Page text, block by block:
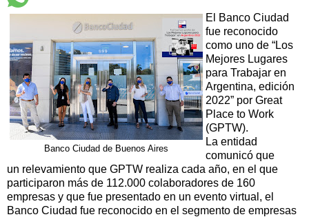
Banco Ciudad de Buenos Aires
El Banco Ciudad
fue reconocido
como uno de “Los
Mejores Lugares
para Trabajar en
Argentina, edición
2022” por Great
Place to Work
(GPTW).
La entidad
comunicó que
un relevamiento que GPTW realiza cada año, en el que
participaron más de 112.000 colaboradores de 160
empresas y que fue presentado en un evento virtual, el
Banco Ciudad fue reconocido en el segmento de empresas